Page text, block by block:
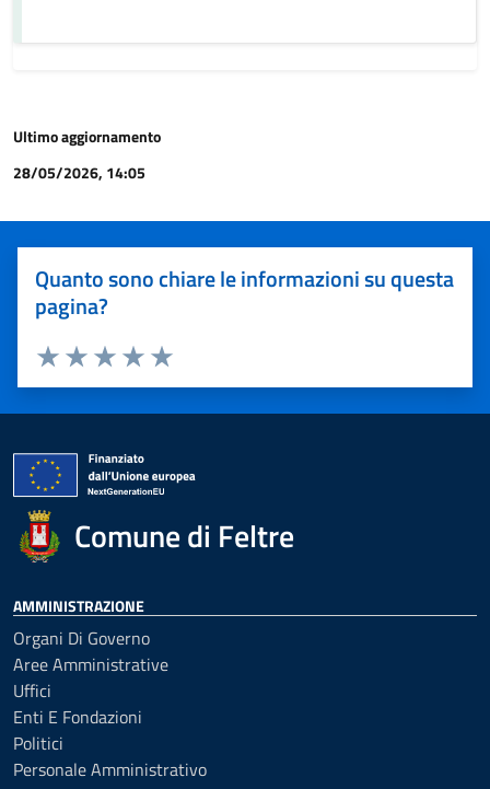
Ultimo aggiornamento
28/05/2026, 14:05
Quanto sono chiare le informazioni su questa
pagina?
Valuta 5 stelle su 5
Valuta 4 stelle su 5
Valuta 3 stelle su 5
Valuta 2 stelle su 5
Valuta 1 stelle su 5
Comune di Feltre
AMMINISTRAZIONE
Organi Di Governo
Aree Amministrative
Uffici
Enti E Fondazioni
Politici
Personale Amministrativo